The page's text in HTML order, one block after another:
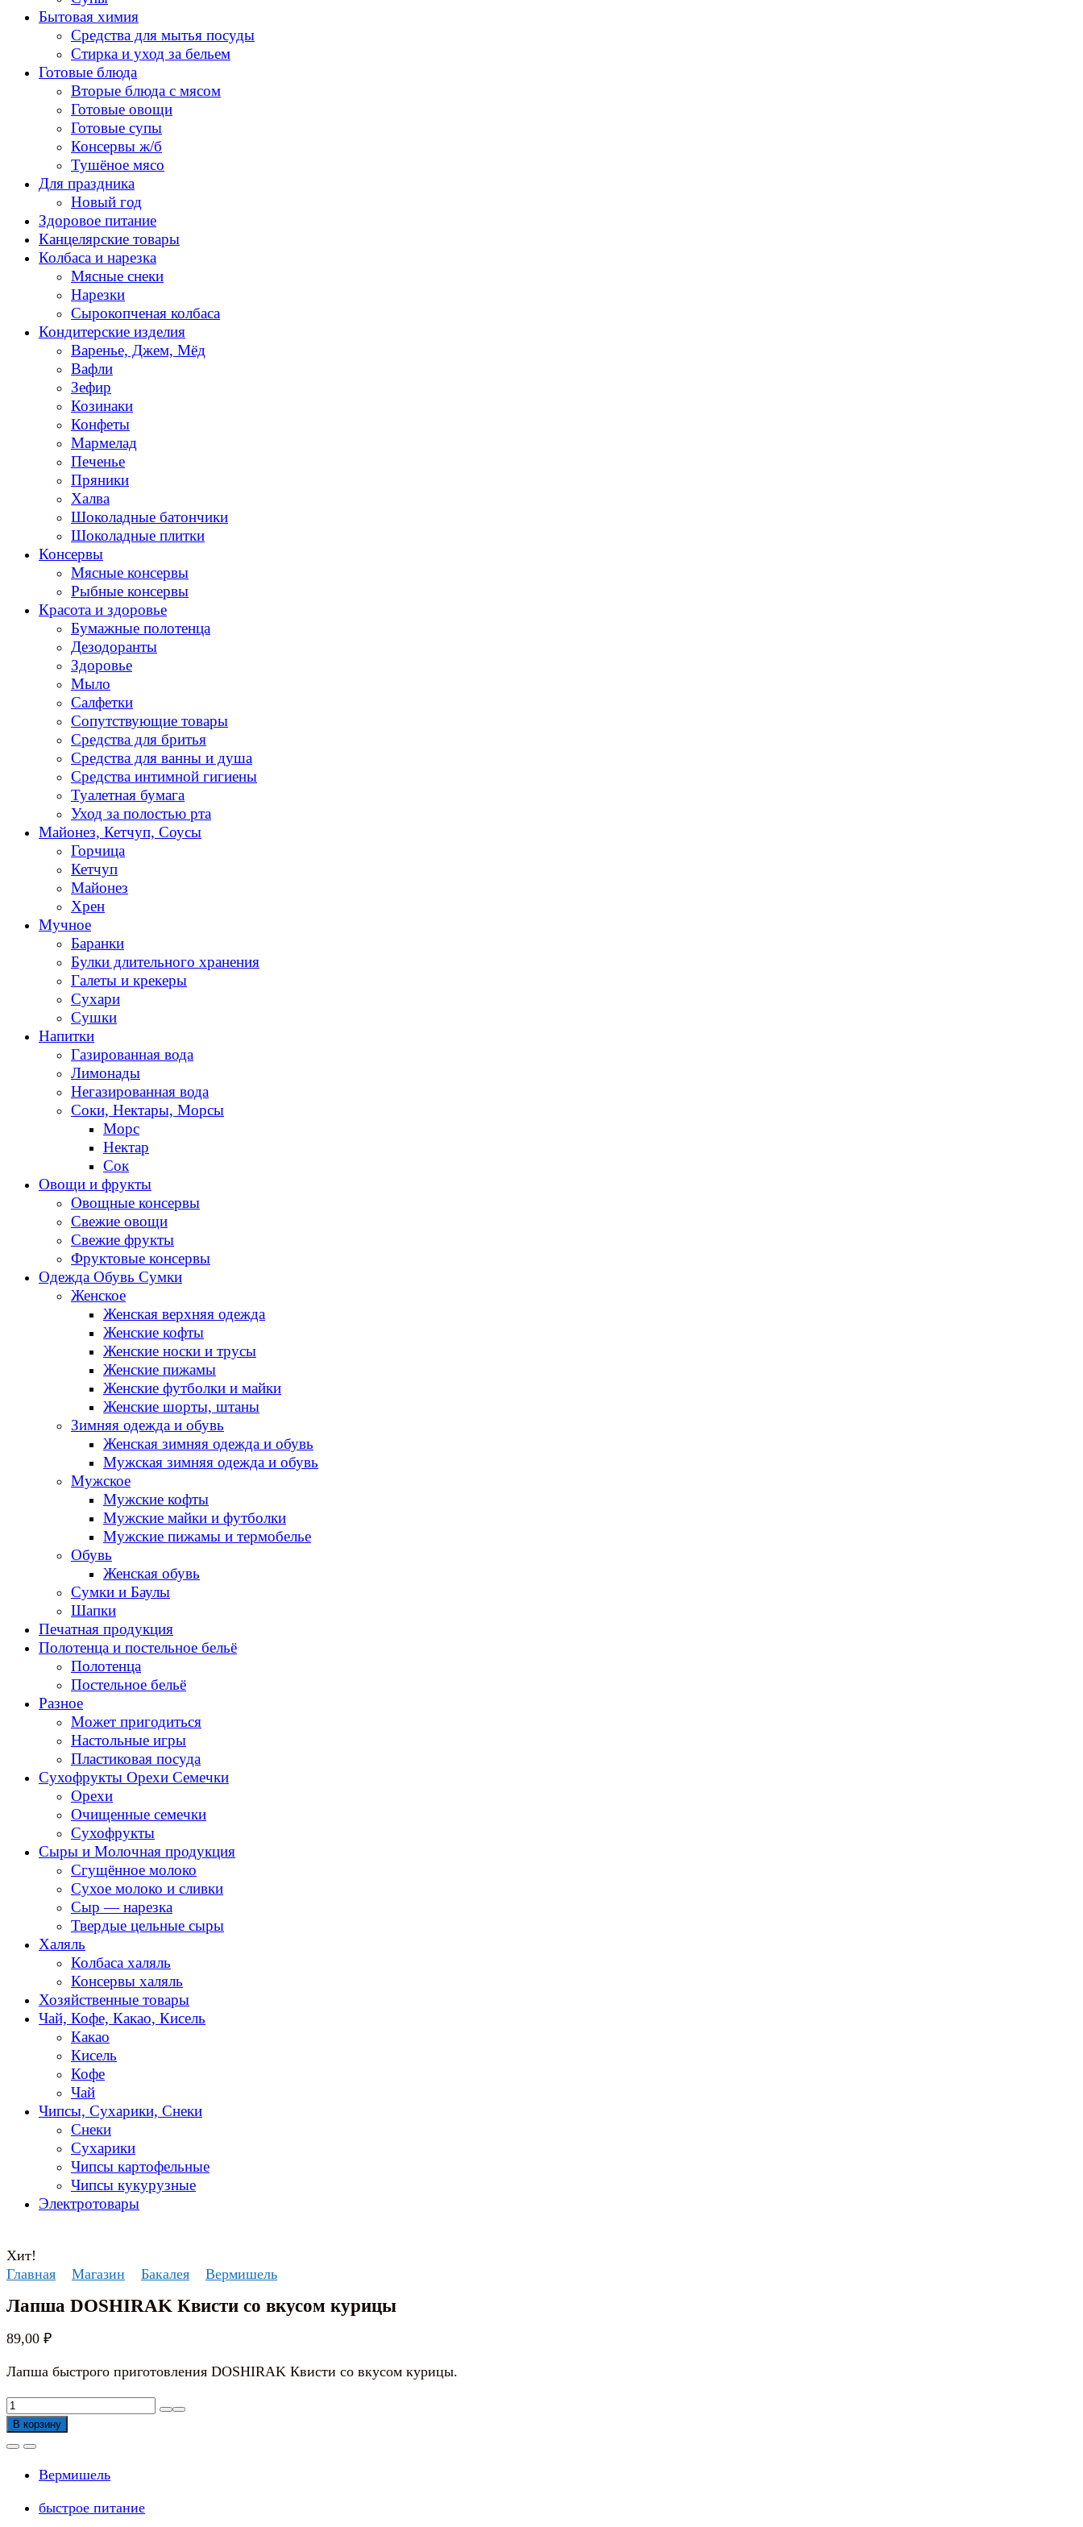
Бытовая химия
Средства для мытья посуды
Стирка и уход за бельем
Готовые блюда
Вторые блюда с мясом
Готовые овощи
Готовые супы
Консервы ж/б
Тушёное мясо
Для праздника
Новый год
Здоровое питание
Канцелярские товары
Колбаса и нарезка
Мясные снеки
Нарезки
Сырокопченая колбаса
Кондитерские изделия
Варенье, Джем, Мёд
Вафли
Зефир
Козинаки
Конфеты
Мармелад
Печенье
Пряники
Халва
Шоколадные батончики
Шоколадные плитки
Консервы
Мясные консервы
Рыбные консервы
Красота и здоровье
Бумажные полотенца
Дезодоранты
Здоровье
Мыло
Салфетки
Сопутствующие товары
Средства для бритья
Средства для ванны и душа
Средства интимной гигиены
Туалетная бумага
Уход за полостью рта
Майонез, Кетчуп, Соусы
Горчица
Кетчуп
Майонез
Хрен
Мучное
Баранки
Булки длительного хранения
Галеты и крекеры
Сухари
Сушки
Напитки
Газированная вода
Лимонады
Негазированная вода
Соки, Нектары, Морсы
Морс
Нектар
Сок
Овощи и фрукты
Овощные консервы
Свежие овощи
Свежие фрукты
Фруктовые консервы
Одежда Обувь Сумки
Женское
Женская верхняя одежда
Женские кофты
Женские носки и трусы
Женские пижамы
Женские футболки и майки
Женские шорты, штаны
Зимняя одежда и обувь
Женская зимняя одежда и обувь
Мужская зимняя одежда и обувь
Мужское
Мужские кофты
Мужские майки и футболки
Мужские пижамы и термобелье
Обувь
Женская обувь
Сумки и Баулы
Шапки
Печатная продукция
Полотенца и постельное бельё
Полотенца
Постельное бельё
Разное
Может пригодиться
Настольные игры
Пластиковая посуда
Сухофрукты Орехи Семечки
Орехи
Очищенные семечки
Сухофрукты
Сыры и Молочная продукция
Сгущённое молоко
Сухое молоко и сливки
Сыр — нарезка
Твердые цельные сыры
Халяль
Колбаса халяль
Консервы халяль
Хозяйственные товары
Чай, Кофе, Какао, Кисель
Какао
Кисель
Кофе
Чай
Чипсы, Сухарики, Снеки
Снеки
Сухарики
Чипсы картофельные
Чипсы кукурузные
Электротовары
Хит!
Главная
Магазин Бакалея Вермишель
Лапша DOSHIRAK Квисти со вкусом курицы
89,00 ₽
Лапша быстрого приготовления DOSHIRAK Квисти со вкусом курицы.
Количество
товара
Лапша
Квисти
вкусом
В корзину
Вермишель
быстрое питание